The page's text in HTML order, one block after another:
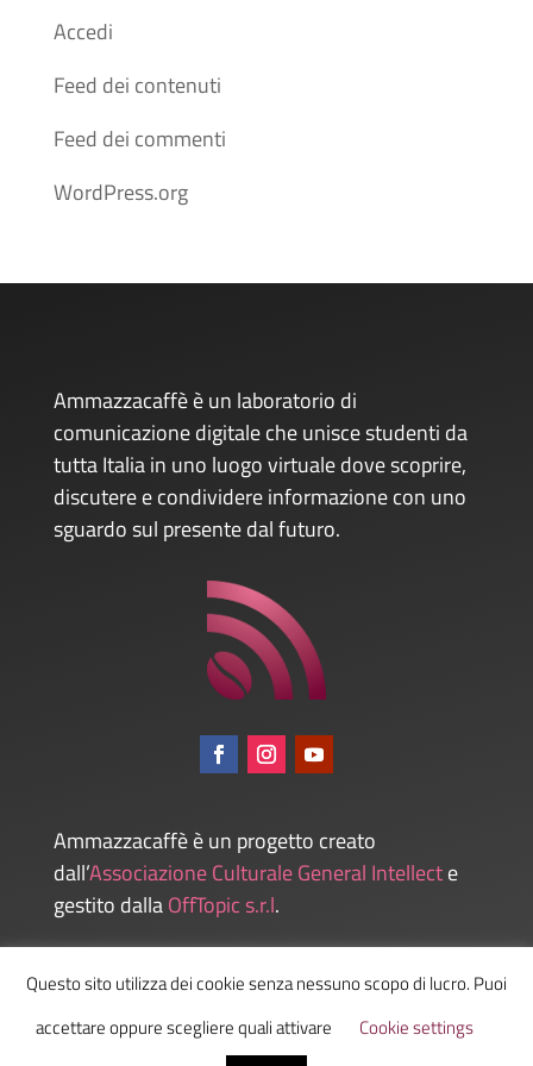
Accedi
Feed dei contenuti
Feed dei commenti
WordPress.org
Ammazzacaffè è un laboratorio di
comunicazione digitale che unisce studenti da
tutta Italia in uno luogo virtuale dove scoprire,
discutere e condividere informazione con uno
sguardo sul presente dal futuro.
Ammazzacaffè è un progetto creato
dall’Associazione Culturale General Intellecte
gestito dallaOffTopic s.r.l.
Admin
Questo sito utilizza dei cookie senza nessuno scopo di lucro. Puoi
accettare oppure scegliere quali attivare
Cookie settings